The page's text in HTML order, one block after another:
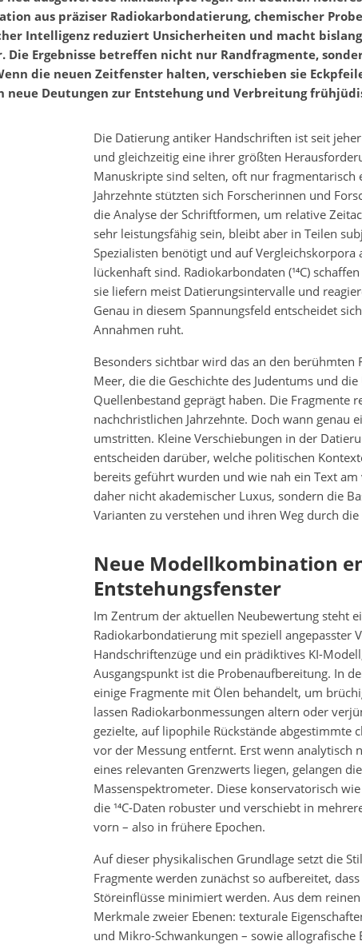
aus präziser Radiokarbondatierung, chemischer
Intelligenz reduziert Unsicherheiten und macht
Die Ergebnisse betreffen nicht nur Randfragmente,
die neuen Zeitfenster halten, verschieben sie
neue Deutungen zur Entstehung und Verbreitung
Die Datierung antiker Handschriften ist seit
und gleichzeitig eine ihrer größten
Manuskripte sind selten, oft nur
Jahrzehnte stützten sich Forscherinnen und
die Analyse der Schriftformen, um relative
sehr leistungsfähig sein, bleibt aber in Teilen
Spezialisten benötigt und auf
lückenhaft sind. Radiokarbondaten (¹⁴C)
sie liefern meist Datierungsintervalle und
Genau in diesem Spannungsfeld entscheidet
Annahmen ruht.
Besonders sichtbar wird das an den
Meer, die die Geschichte des Judentums und
Quellenbestand geprägt haben. Die Fragmente
nachchristlichen Jahrzehnte. Doch wann genau
umstritten. Kleine Verschiebungen in der
entscheiden darüber, welche politischen
bereits geführt wurden und wie nah ein Text
daher nicht akademischer Luxus, sondern die
Varianten zu verstehen und ihren Weg durch
Neue Modellkombination
Entstehungsfenster
Im Zentrum der aktuellen Neubewertung steht
Radiokarbondatierung mit speziell angepasster
Handschriftenzüge und ein prädiktives KI-
Ausgangspunkt ist die Probenaufbereitung. In
einige Fragmente mit Ölen behandelt, um
lassen Radiokarbonmessungen altern oder
gezielte, auf lipophile Rückstände abgestimmte
vor der Messung entfernt. Erst wenn analytisch
eines relevanten Grenzwerts liegen, gelangen
Massenspektrometer. Diese konservatorisch
die ¹⁴C-Daten robuster und verschiebt in
vorn – also in frühere Epochen.
Auf dieser physikalischen Grundlage setzt die
Fragmente werden zunächst so aufbereitet,
Störeinflüsse minimiert werden. Aus dem
Merkmale zweier Ebenen: texturale
und Mikro-Schwankungen – sowie